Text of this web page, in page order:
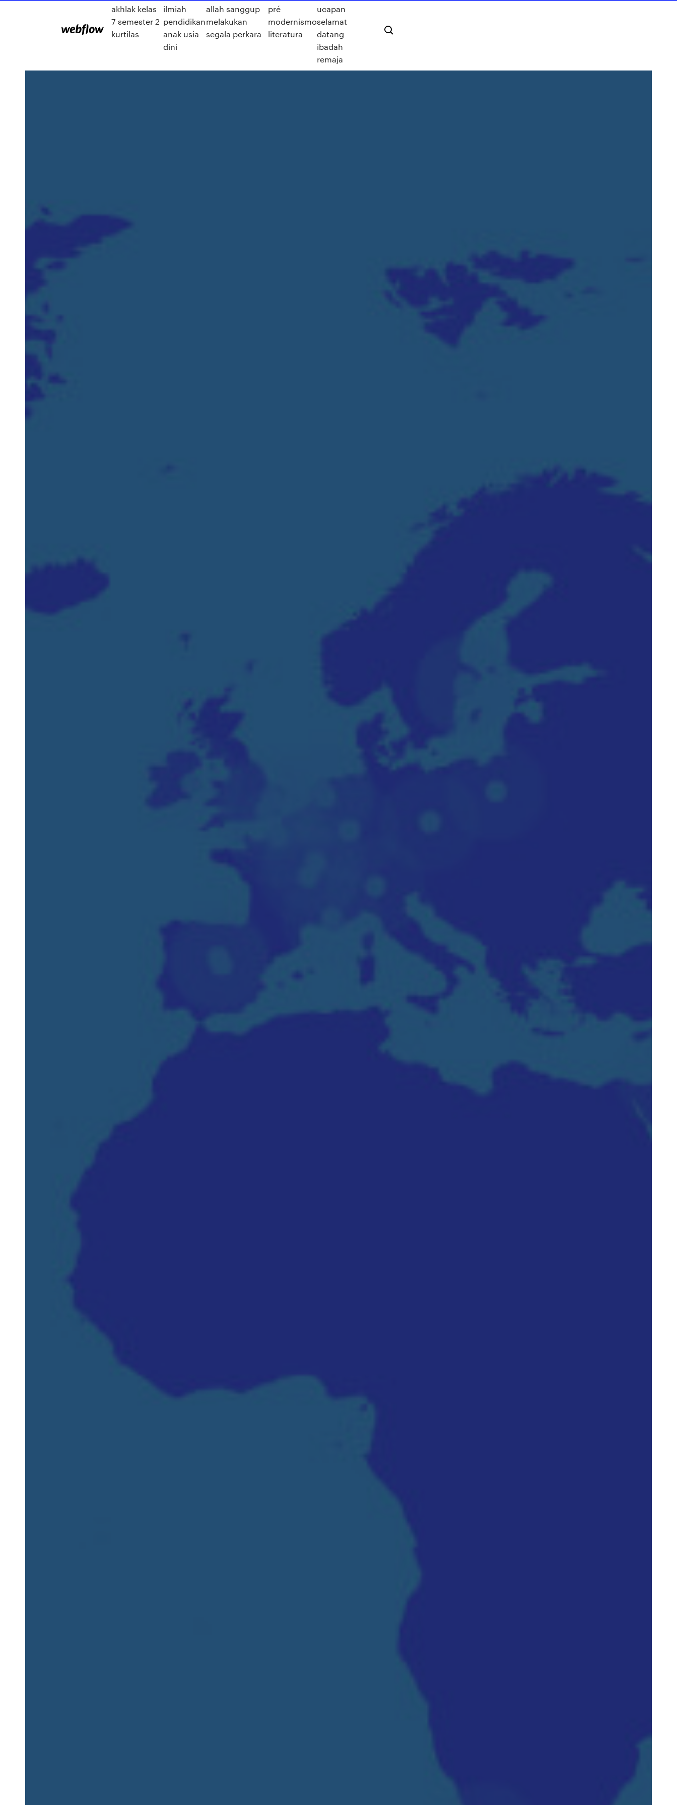
akhlak kelas
7 semester 2
kurtilas
ilmiah
pendidikan
anak usia
dini
allah sanggup
melakukan
segala perkara
pré
modernismo
literatura
ucapan
selamat
datang
ibadah
remaja